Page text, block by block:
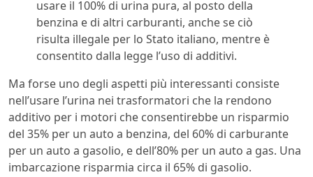
usare il 100% di urina pura, al posto della
benzina e di altri carburanti, anche se ciò
risulta illegale per lo Stato italiano, mentre è
consentito dalla legge l’uso di additivi.
Ma forse uno degli aspetti più interessanti consiste
nell’usare l’urina nei trasformatori che la rendono
additivo per i motori che consentirebbe un risparmio
del 35% per un auto a benzina, del 60% di carburante
per un auto a gasolio, e dell’80% per un auto a gas. Una
imbarcazione risparmia circa il 65% di gasolio.